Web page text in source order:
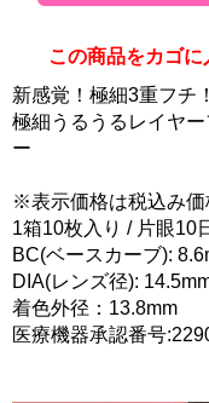
この商品をカゴに
新感覚！極細3重フチ
極細うるうるレイヤ
ー
※表示価格は税込み価
1箱10枚入り / 片眼10
BC(ベースカーブ):
DIA(レンズ径):
着色外径：13.8mm
医療機器承認番号